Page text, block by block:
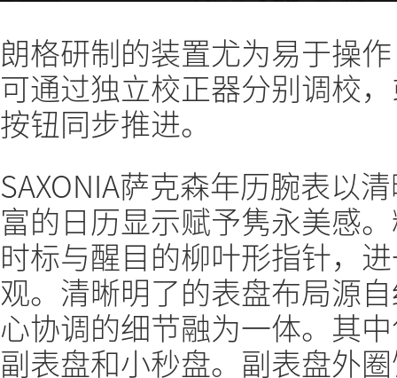
朗格研制的装置尤为易于操
可通过独立校正器分别调校
按钮同步推进。
SAXONIA萨克森年历腕表以
富的日历显示赋予隽永美感
时标与醒目的柳叶形指针，
观。清晰明了的表盘布局源
心协调的细节融为一体。其
副表盘和小秒盘。副表盘外